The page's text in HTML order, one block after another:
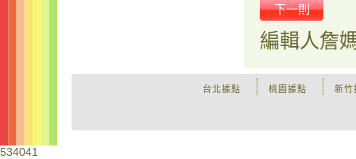
下一則
編輯人詹
新竹
桃園據點
台北據點
534041